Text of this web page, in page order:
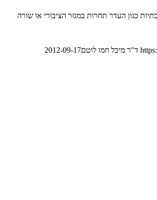
כגון העדר תחרות במגזר הציבורי או שורה
ד"ר מיכל חמו לוטם2012-09-17